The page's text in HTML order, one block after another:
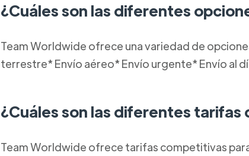
¿Cuáles son las diferentes
Team Worldwide ofrece una variedad de
terrestre* Envío aéreo* Envío urgente* Envío al
¿Cuáles son las diferentes tarifas
Team Worldwide ofrece tarifas competitivas